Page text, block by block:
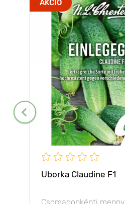
AKCIÓ
Uborka Claudine F1